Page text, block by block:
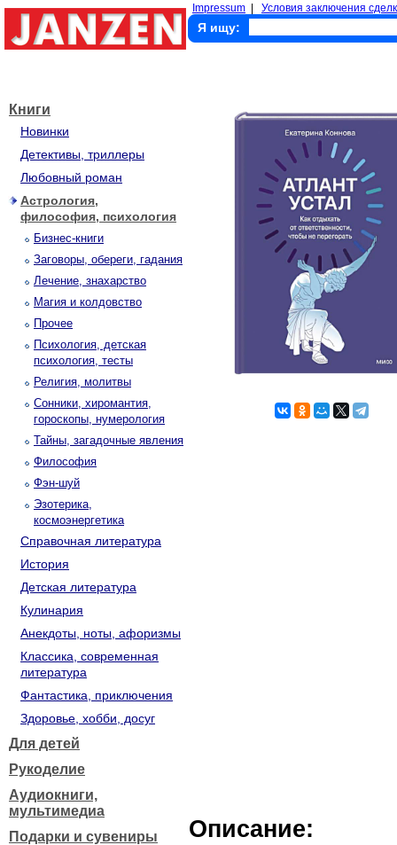
Impressum Условия заключения
Я ищу:
Книги
Новинки
Детективы, триллеры
Любовный роман
Астрология,
философия, психология
Бизнес-книги
Заговоры, обереги, гадания
Лечение, знахарство
Магия и колдовство
Прочее
Психология, детская
психология, тесты
Религия, молитвы
Сонники, хиромантия,
гороскопы, нумерология
Тайны, загадочные явления
Философия
Фэн-шуй
Эзотерика,
космоэнергетика
Справочная литература
История
Детская литература
Кулинария
Анекдоты, ноты, афоризмы
Классика, современная
литература
Фантастика, приключения
Здоровье, хобби, досуг
Для детей
Рукоделие
Аудиокниги,
мультимедиа
Подарки и сувениры
Описание: